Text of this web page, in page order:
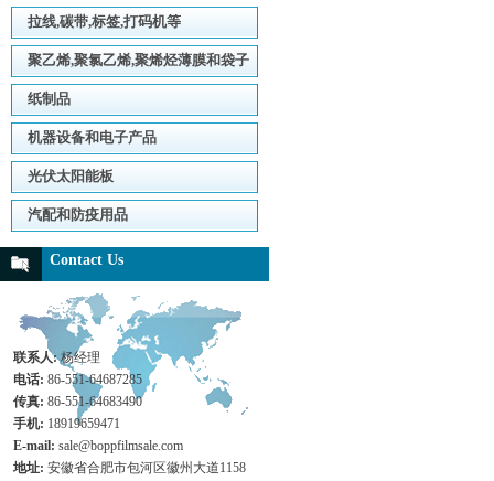
拉线,碳带,标签,打码机等
聚乙烯,聚氯乙烯,聚烯烃薄膜和袋子
纸制品
机器设备和电子产品
光伏太阳能板
汽配和防疫用品
Contact Us
联系人:杨经理
电话: 86-551-64687285
传真: 86-551-64683490
手机: 18919659471
E-mail: sale@boppfilmsale.com
地址: 安徽省合肥市包河区徽州大道1158